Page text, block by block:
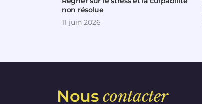
non résolue
11 juin 2026
Nouscontacter